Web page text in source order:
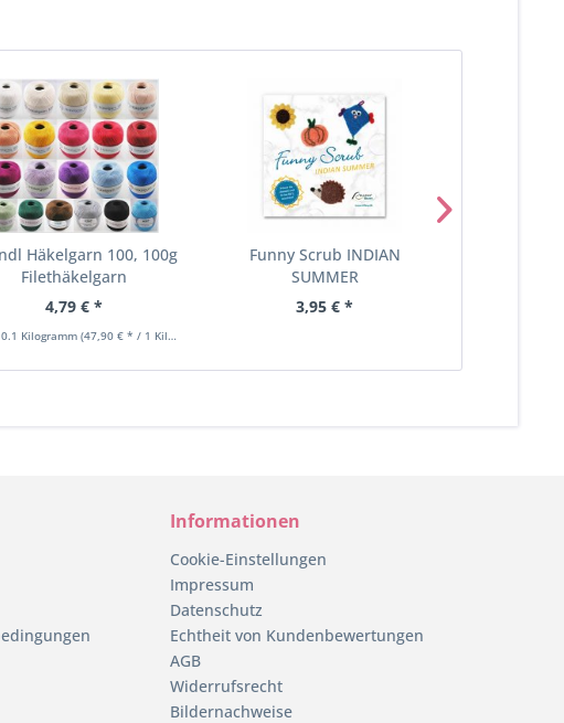
Häkelgarn 100, 100g
Filethäkelgarn
4,79 € *
0.1 Kilogramm (47,90 € * / 1 Kilogramm)
Funny Scrub INDIAN
SUMMER
3,95 € *
Informationen
Cookie-Einstellungen
Impressum
Datenschutz
Echtheit von Kundenbewertungen
AGB
Widerrufsrecht
Bildernachweise